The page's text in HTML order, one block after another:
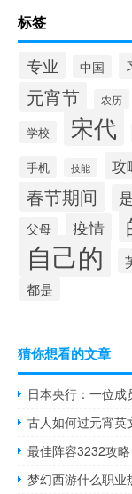
标签
专业 中国
元宵节 农历
学校 宋代
手机 技能 攻
春节期间
父母 疫情
自己的
都是
猜你想看的文章
古人如何过元宵英
最佳阵容3232攻略
梦幻西游什么职业